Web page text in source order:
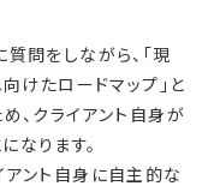
問をしながら、「現
向けたロードマップ」と
、クライアント自身が
なります。
アント自身に自主的な